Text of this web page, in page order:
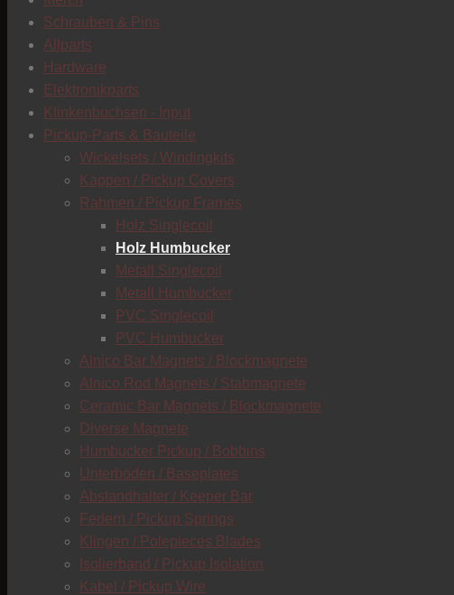
Schrauben & Pins
Allparts
Hardware
Elektronikparts
Klinkenbuchsen - Input
Pickup-Parts & Bauteile
Wickelsets / Windingkits
Kappen / Pickup Covers
Rahmen / Pickup Frames
Holz Singlecoil
Holz Humbucker
Metall Singlecoil
Metall Humbucker
PVC Singlecoil
PVC Humbucker
Alnico Bar Magnets / Blockmagnete
Alnico Rod Magnets / Stabmagnete
Ceramic Bar Magnets / Blockmagnete
Diverse Magnete
Humbucker Pickup / Bobbins
Unterböden / Baseplates
Abstandhalter / Keeper Bar
Federn / Pickup Springs
Klingen / Polepieces Blades
Isolierband / Pickup Isolation
Kabel / Pickup Wire